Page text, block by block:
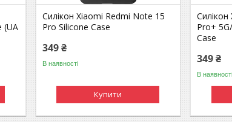
(UA
Силікон Xiaomi Redmi Note 15
Pro Silicone Case
349 ₴
В наявності
Купити
Pro+
Case
349 ₴
В наявності